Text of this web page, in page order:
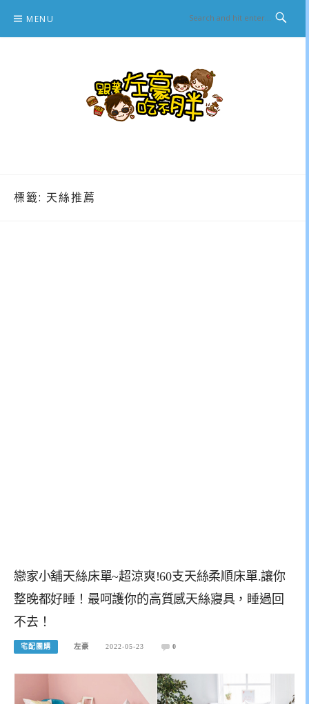
content
MENU
標籤: 天絲推薦
戀家小舖天絲床單~超涼爽!60支天絲柔順床單.讓你
整晚都好睡！最呵護你的高質感天絲寢具，睡過回
不去！
宅配團購 左豪 2022-05-23 0